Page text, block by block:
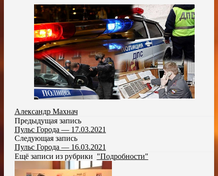
Александр Махнач
Предыдущая запись
Пульс Города — 17.03.2021
Следующая запись
Пульс Города — 16.03.2021
Ещё записи из рубрики "Подробности"